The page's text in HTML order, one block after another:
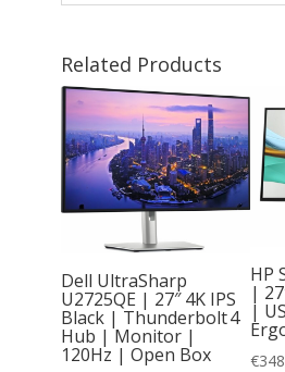
Related Products
Dell UltraSharp
U2725QE | 27″ 4K IPS
Black | Thunderbolt 4
Hub | Monitor |
120Hz | Open Box
HP
|
|
€